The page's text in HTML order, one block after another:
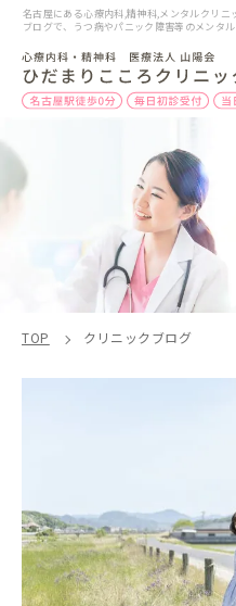
名古屋にある心療内科,精神科,メンタルクリ
ブログで、うつ病やパニック障害等のメンタ
TOP クリニックブログ